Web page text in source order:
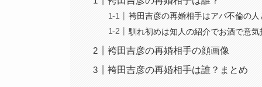
袴田吉彦の再婚相手はアパ不倫の
馴れ初めは知人の紹介でお酒で意気
袴田吉彦の再婚相手の顔画像
袴田吉彦の再婚相手は誰？まとめ